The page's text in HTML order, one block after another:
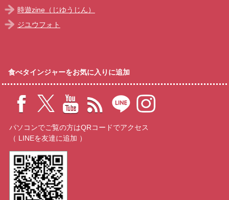
時遊zine（じゆうじん）
ジユウフォト
食べタインジャーをお気に入りに追加
パソコンでご覧の方はQRコードでアクセス
（ LINEを友達に追加 ）